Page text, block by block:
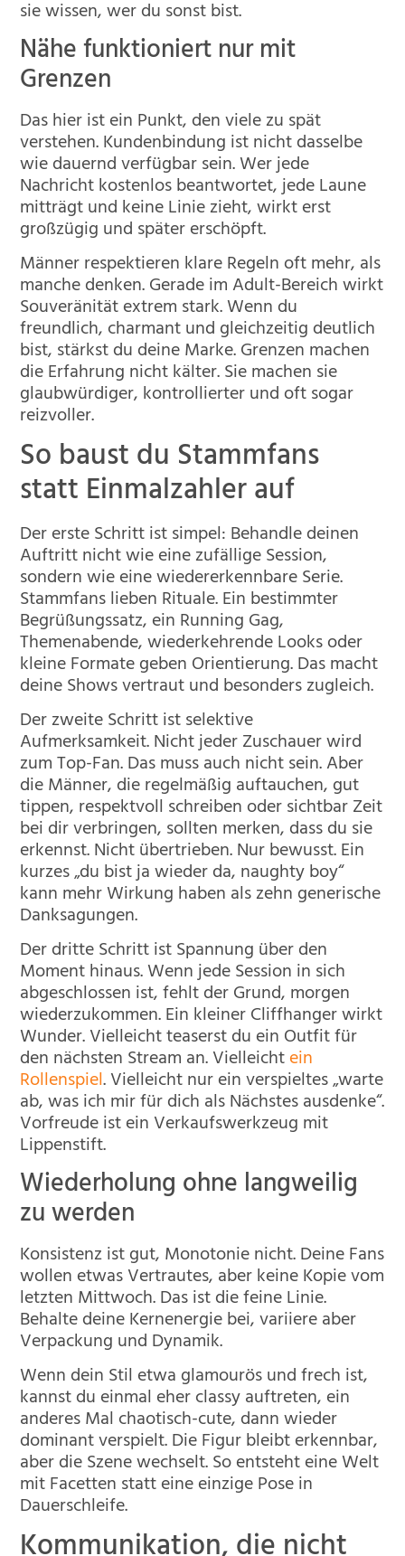
sie wissen, wer du sonst bist.
Nähe funktioniert nur mit
Grenzen
Das hier ist ein Punkt, den viele zu spät
verstehen. Kundenbindung ist nicht dasselbe
wie dauernd verfügbar sein. Wer jede
Nachricht kostenlos beantwortet, jede Laune
mitträgt und keine Linie zieht, wirkt erst
großzügig und später erschöpft.
Männer respektieren klare Regeln oft mehr, als
manche denken. Gerade im Adult-Bereich wirkt
Souveränität extrem stark. Wenn du
freundlich, charmant und gleichzeitig deutlich
bist, stärkst du deine Marke. Grenzen machen
die Erfahrung nicht kälter. Sie machen sie
glaubwürdiger, kontrollierter und oft sogar
reizvoller.
So baust du Stammfans
statt Einmalzahler auf
Der erste Schritt ist simpel: Behandle deinen
Auftritt nicht wie eine zufällige Session,
sondern wie eine wiedererkennbare Serie.
Stammfans lieben Rituale. Ein bestimmter
Begrüßungssatz, ein Running Gag,
Themenabende, wiederkehrende Looks oder
kleine Formate geben Orientierung. Das macht
deine Shows vertraut und besonders zugleich.
Der zweite Schritt ist selektive
Aufmerksamkeit. Nicht jeder Zuschauer wird
zum Top-Fan. Das muss auch nicht sein. Aber
die Männer, die regelmäßig auftauchen, gut
tippen, respektvoll schreiben oder sichtbar Zeit
bei dir verbringen, sollten merken, dass du sie
erkennst. Nicht übertrieben. Nur bewusst. Ein
kurzes „du bist ja wieder da, naughty boy“
kann mehr Wirkung haben als zehn generische
Danksagungen.
Der dritte Schritt ist Spannung über den
Moment hinaus. Wenn jede Session in sich
abgeschlossen ist, fehlt der Grund, morgen
wiederzukommen. Ein kleiner Cliffhanger wirkt
Wunder. Vielleicht teaserst du ein Outfit für
den nächsten Stream an. Vielleichtein
Rollenspiel. Vielleicht nur ein verspieltes „warte
ab, was ich mir für dich als Nächstes ausdenke“.
Vorfreude ist ein Verkaufswerkzeug mit
Lippenstift.
Wiederholung ohne langweilig
zu werden
Konsistenz ist gut, Monotonie nicht. Deine Fans
wollen etwas Vertrautes, aber keine Kopie vom
letzten Mittwoch. Das ist die feine Linie.
Behalte deine Kernenergie bei, variiere aber
Verpackung und Dynamik.
Wenn dein Stil etwa glamourös und frech ist,
kannst du einmal eher classy auftreten, ein
anderes Mal chaotisch-cute, dann wieder
dominant verspielt. Die Figur bleibt erkennbar,
aber die Szene wechselt. So entsteht eine Welt
mit Facetten statt eine einzige Pose in
Dauerschleife.